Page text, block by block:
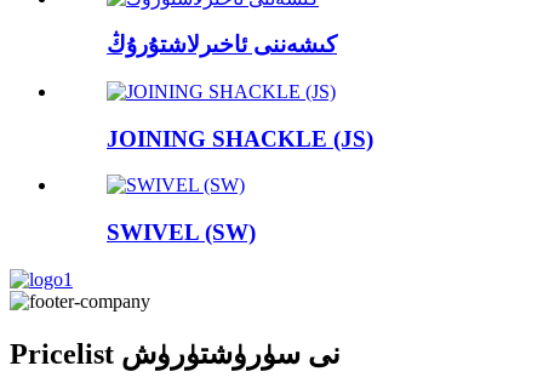
كىشەننى ئاخىرلاشتۇرۇڭ
JOINING SHACKLE (JS)
SWIVEL (SW)
Pricelist نى سۈرۈشتۈرۈش